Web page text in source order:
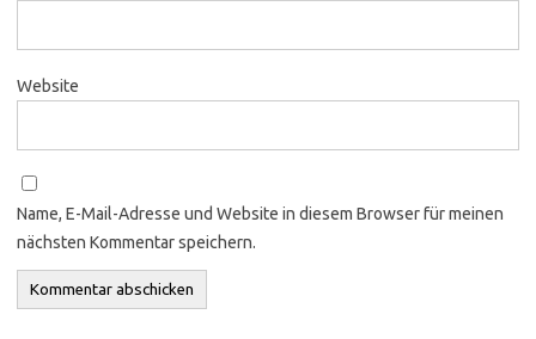
Website
Name, E-Mail-Adresse und Website in diesem Browser für meinen
nächsten Kommentar speichern.